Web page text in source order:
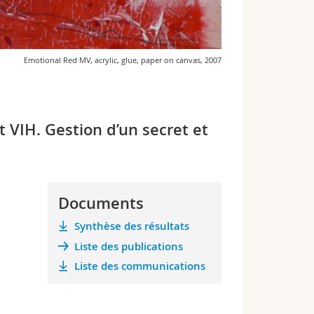
Emotional Red MV, acrylic, glue, paper on canvas, 2007
Gestion d’un secret et
Documents
Synthèse des résultats
Liste des publications
Liste des communications